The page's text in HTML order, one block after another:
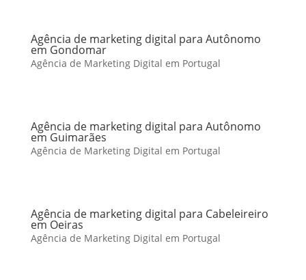
Agência de marketing digital para Autônomo
em Gondomar
Agência de Marketing Digital em Portugal
Agência de marketing digital para Autônomo
em Guimarães
Agência de Marketing Digital em Portugal
Agência de marketing digital para Cabeleireiro
em Oeiras
Agência de Marketing Digital em Portugal